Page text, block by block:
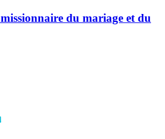
du mariage et du